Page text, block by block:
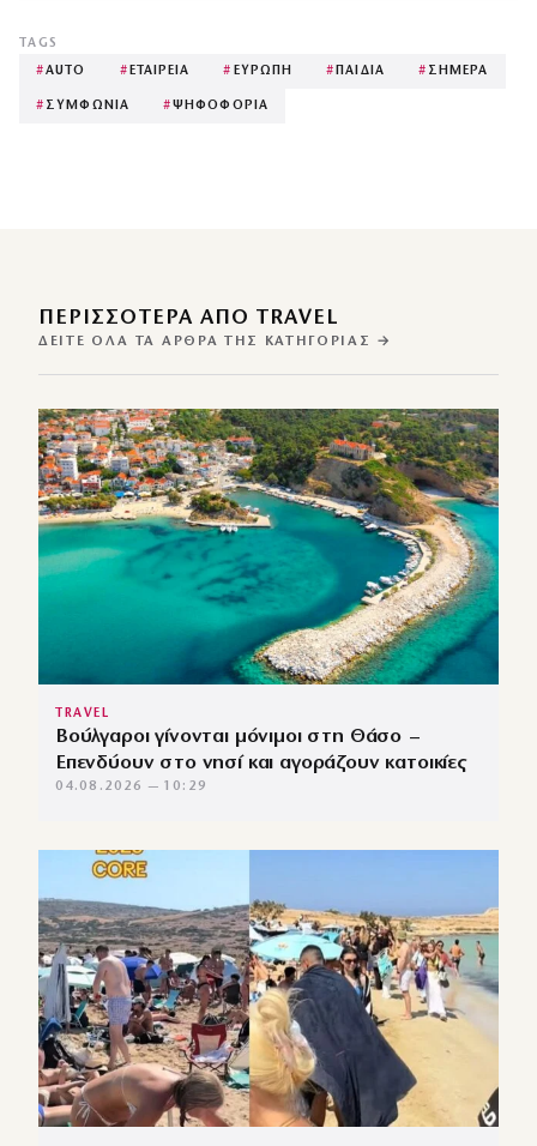
TAGS
#AUTO # ΕΤΑΙΡΕΙΑ # ΕΥΡΩΠΗ # ΠΑΙΔΙΑ # ΣΗΜΕΡΑ
# ΣΥΜΦΩΝΙΑ #ΨΗΦΟΦΟΡΙΑ
ΠΕΡΙΣΣΌΤΕΡΑ ΑΠΌ TRAVEL
ΔΕΊΤΕ ΌΛΑ ΤΑ ΆΡΘΡΑ ΤΗΣ ΚΑΤΗΓΟΡΊΑΣ →
TRAVEL
Βούλγαροι γίνονται μόνιμοι στη Θάσο –
Επενδύουν στο νησί και αγοράζουν κατοικίες
04.08.2026 — 10:29